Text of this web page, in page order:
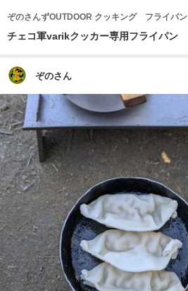
ぞのさんずOUTDOOR クッキング フライパン
チェコ軍varikクッカー専用フライパン
ぞのさん